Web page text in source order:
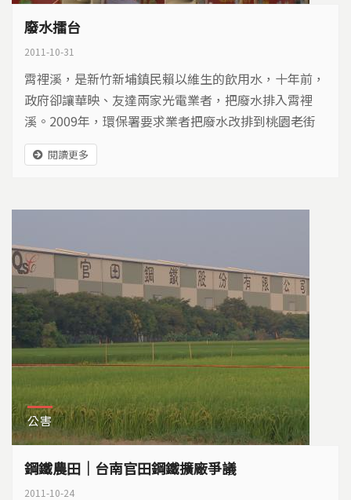
廢水擂台
2011-10-31
霄裡溪，是新竹新埔鎮民賴以維生的飲用水，十年前，
政府卻讓華映、友達兩家光電業者，把廢水排入霄裡
溪。2009年，環保署要求業者把廢水改排到桃園老街
溪。然而老街溪，灌溉1200公頃的農田。光電廢水換
了一條溪排放，是否等於解決問題？
閱讀更多
公害
鋼鐵農田｜台南官田鋼鐵擴廠爭議
2011-10-24